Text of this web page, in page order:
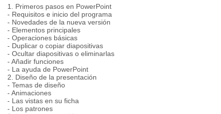
1. Primeros pasos en PowerPoint
- Requisitos e inicio del programa
- Novedades de la nueva versión
- Elementos principales
- Operaciones básicas
- Duplicar o copiar diapositivas
- Ocultar diapositivas o eliminarlas
- Añadir funciones
- La ayuda de PowerPoint
2. Diseño de la presentación
- Temas de diseño
- Animaciones
- Las vistas en su ficha
- Los patrones